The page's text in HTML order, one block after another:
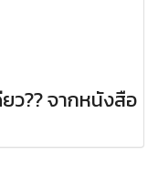
ว?? จากหนังสือ